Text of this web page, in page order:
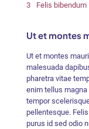
Felis bibendum
Ut et montes
Ut et montes
malesuada
pharetra vitae
enim tellus
tempor
pellentesque.
purus id sed odio